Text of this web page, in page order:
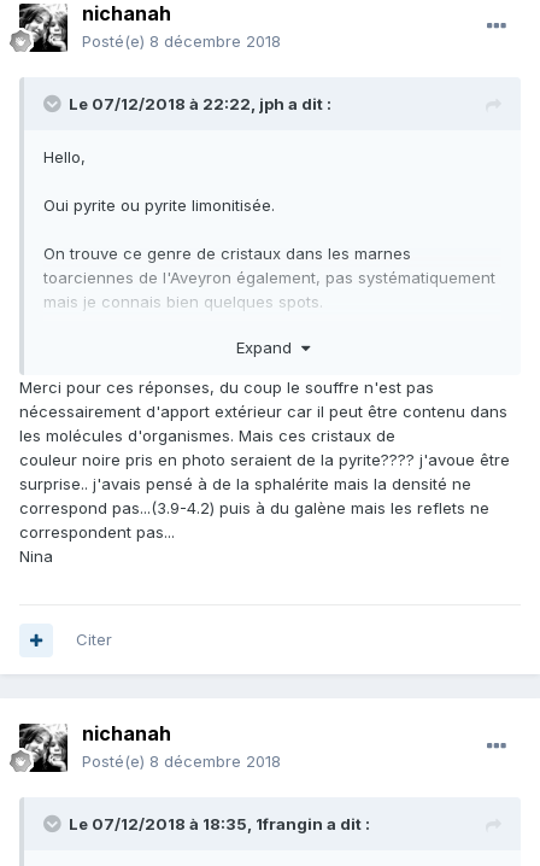
nichanah
Posté(e) 8 décembre 2018
Le 07/12/2018 à 22:22, jph a dit :
Hello,
Oui pyrite ou pyrite limonitisée.
On trouve ce genre de cristaux dans les marnes
toarciennes de l'Aveyron également, pas systématiquement
mais je connais bien quelques spots.
Pour précicer par rapport à 1Frangin. On est dans des
contiennent du soufre constitutif de certaines molécules
organiques) provenant d'organismes morts.
Dans l'évolution du sédiment après son dépôt les conditions
éventuellement anaérobies des fonds marins sont
amplifiées par l'oxydation de la matière organique qui
consomme tout l'oxygène disponible. Il en résulte des
conditions annoxiques donc réductrices. Le fer du milieu se
combinaison avec le soufre. De là ces beaux cristaux et
pyritisées.
jph
Expand
Merci pour ces réponses, du coup le souffre n'est pas
nécessairement d'apport extérieur car il peut être contenu dans
les molécules d'organismes. Mais ces cristaux de
couleur noire pris en photo seraient de la pyrite???? j'avoue être
surprise.. j'avais pensé à de la sphalérite mais la densité ne
correspond pas...(3.9-4.2) puis à du galène mais les reflets ne
correspondent pas...
Nina
Citer
nichanah
Posté(e) 8 décembre 2018
Le 07/12/2018 à 18:35, 1frangin a dit :